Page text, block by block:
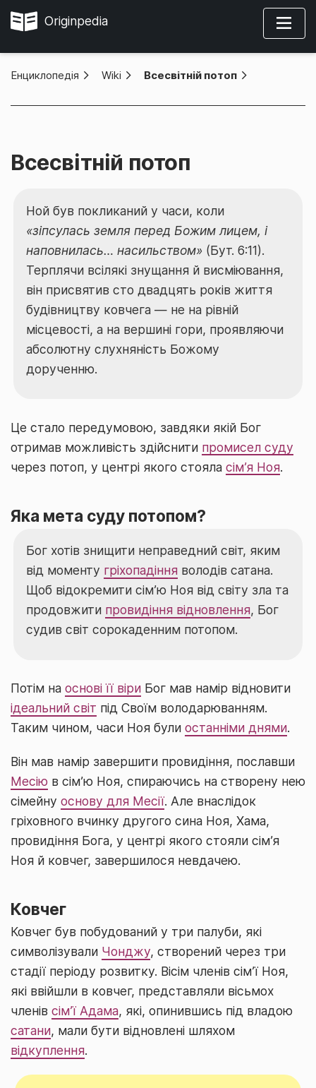
Originpedia
Енциклопедія Wiki Всесвітній потоп
Всесвітній потоп
Ной був покликаний у часи, коли
«зіпсулась земля перед Божим лицем, і
наповнилась… насильством» (Бут. 6:11).
Терплячи всілякі знущання й висміювання,
він присвятив сто двадцять років життя
будівництву ковчега — не на рівній
місцевості, а на вершині гори, проявляючи
абсолютну слухняність Божому
дорученню.
Це стало передумовою, завдяки якій Бог
отримав можливість здійснити промисел суду
через потоп, у центрі якого стояла сім’я Ноя.
Яка мета суду потопом?
Бог хотів знищити неправедний світ, яким
від моменту гріхопадінняволодів сатана.
Щоб відокремити сім’ю Ноя від світу зла та
продовжити провидіння відновлення, Бог
судив світ сорокаденним потопом.
Потім на основі її віри Бог мав намір відновити
ідеальний світ під Своїм володарюванням.
Таким чином, часи Ноя були останніми днями.
Він мав намір завершити провидіння, пославши
Месію в сім’ю Ноя, спираючись на створену нею
сімейну основу для Месії. Але внаслідок
гріховного вчинку другого сина Ноя, Хама,
провидіння Бога, у центрі якого стояли сім’я
Ноя й ковчег, завершилося невдачею.
Ковчег
Ковчег був побудований у три палуби, які
символізували Чонджу, створений через три
стадії періоду розвитку. Вісім членів сім’ї Ноя,
які ввійшли в ковчег, представляли вісьмох
членів сім’ї Адама, які, опинившись під владою
сатани, мали бути відновлені шляхом
відкуплення.